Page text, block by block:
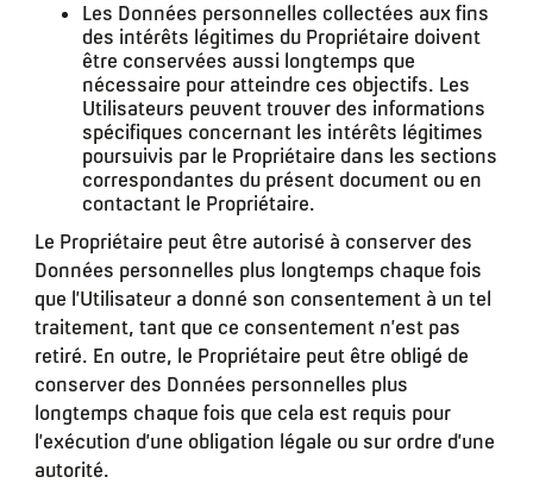
Les Données personnelles collectées aux fins
des intérêts légitimes du Propriétaire doivent
être conservées aussi longtemps que
nécessaire pour atteindre ces objectifs. Les
Utilisateurs peuvent trouver des informations
spécifiques concernant les intérêts légitimes
poursuivis par le Propriétaire dans les sections
correspondantes du présent document ou en
contactant le Propriétaire.
Le Propriétaire peut être autorisé à conserver des
Données personnelles plus longtemps chaque fois
que l’Utilisateur a donné son consentement à un tel
traitement, tant que ce consentement n’est pas
retiré. En outre, le Propriétaire peut être obligé de
conserver des Données personnelles plus
longtemps chaque fois que cela est requis pour
l’exécution d’une obligation légale ou sur ordre d’une
autorité.